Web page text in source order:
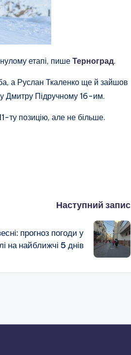
етапі, пише Терноград.
а Руслан Ткаленко ще й зайшов
Дмитру Підручному 16-им.
ту позицію, але не більше.
Наступний запис
прогноз погоди у
на найближчі 5 днів